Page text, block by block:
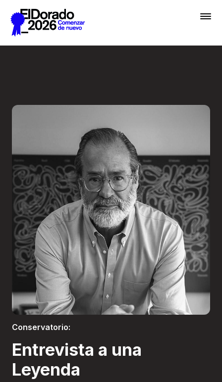
Saltar al contenido principal
Inscribir
Boletería
Conservatorio:
Entrevista a una
Leyenda